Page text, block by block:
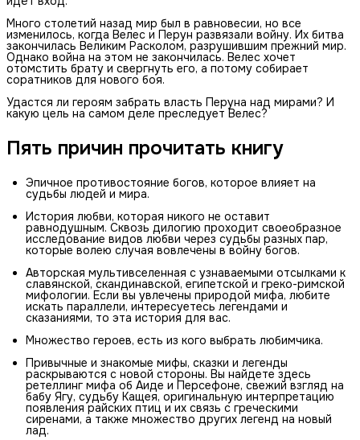
Много столетий назад мир был в равновесии, но все
изменилось, когда Велес и Перун развязали войну. Их битва
закончилась Великим Расколом, разрушившим прежний мир.
Однако война на этом не закончилась. Велес хочет
отомстить брату и свергнуть его, а потому собирает
соратников для нового боя.
Удастся ли героям забрать власть Перуна над мирами? И
какую цель на самом деле преследует Велес?
Пять причин прочитать книгу
Эпичное противостояние богов, которое влияет на
судьбы людей и мира.
История любви, которая никого не оставит
равнодушным. Сквозь дилогию проходит своеобразное
исследование видов любви через судьбы разных пар,
которые волею случая вовлечены в войну богов.
Авторская мультивселенная с узнаваемыми отсылками к
славянской, скандинавской, египетской и греко-римской
мифологии. Если вы увлечены природой мифа, любите
искать параллели, интересуетесь легендами и
сказаниями, то эта история для вас.
Множество героев, есть из кого выбрать любимчика.
Привычные и знакомые мифы, сказки и легенды
раскрываются с новой стороны. Вы найдете здесь
ретеллинг мифа об Аиде и Персефоне, свежий взгляд на
бабу Ягу, судьбу Кащея, оригинальную интерпретацию
появления райских птиц и их связь с греческими
сиренами, а также множество других легенд на новый
лад.